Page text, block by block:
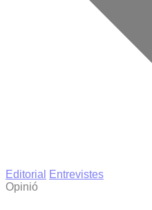
Editorial
Entrevistes
Opinió